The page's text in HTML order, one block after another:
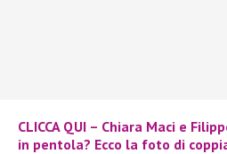
CLICCA QUI – Chiara Maci e
in pentola? Ecco la foto di